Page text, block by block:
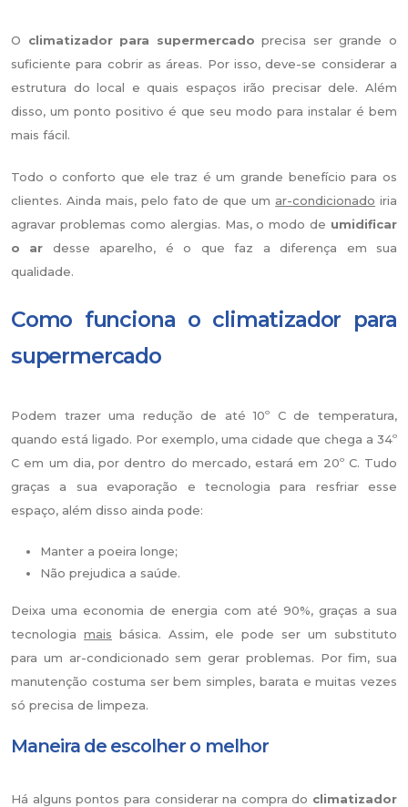
O climatizador para supermercadoprecisa ser grande o
suficiente para cobrir as áreas. Por isso, deve-se considerar a
estrutura do local e quais espaços irão precisar dele. Além
disso, um ponto positivo é que seu modo para instalar é bem
mais fácil.
Todo o conforto que ele traz é um grande benefício para os
clientes. Ainda mais, pelo fato de que um ar-condicionado iria
agravar problemas como alergias. Mas, o modo de umidificar
o ar desse aparelho, é o que faz a diferença em sua
qualidade.
Como funciona o climatizador para
supermercado
Podem trazer uma redução de até 10º C de temperatura,
quando está ligado. Por exemplo, uma cidade que chega a 34º
C em um dia, por dentro do mercado, estará em 20º C. Tudo
graças a sua evaporação e tecnologia para resfriar esse
espaço, além disso ainda pode:
Manter a poeira longe;
Não prejudica a saúde.
Deixa uma economia de energia com até 90%, graças a sua
tecnologia mais básica. Assim, ele pode ser um substituto
para um ar-condicionado sem gerar problemas. Por fim, sua
manutenção costuma ser bem simples, barata e muitas vezes
só precisa de limpeza.
Maneira de escolher o melhor
Há alguns pontos para considerar na compra do climatizador